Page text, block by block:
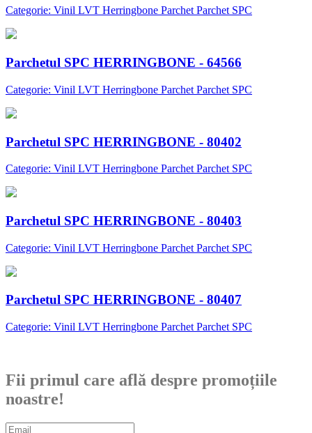
Categorie: Vinil LVT Herringbone Parchet Parchet SPC
Parchetul SPC HERRINGBONE - 64566
Categorie: Vinil LVT Herringbone Parchet Parchet SPC
Parchetul SPC HERRINGBONE - 80402
Categorie: Vinil LVT Herringbone Parchet Parchet SPC
Parchetul SPC HERRINGBONE - 80403
Categorie: Vinil LVT Herringbone Parchet Parchet SPC
Parchetul SPC HERRINGBONE - 80407
Categorie: Vinil LVT Herringbone Parchet Parchet SPC
Fii primul care află despre promoțiile
noastre!